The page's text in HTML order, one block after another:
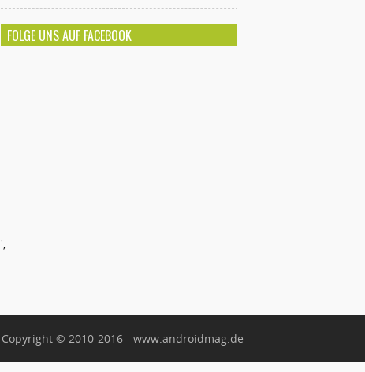
FOLGE UNS AUF FACEBOOK
';
Copyright © 2010-2016 - www.androidmag.de